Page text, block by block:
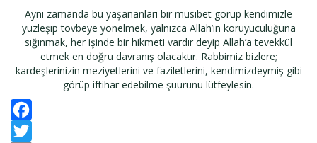
Aynı zamanda bu yaşananları bir musibet görüp kendimizle
yüzleşip tövbeye yönelmek, yalnızca Allah’ın koruyuculuğuna
sığınmak, her işinde bir hikmeti vardır deyip Allah’a tevekkül
etmek en doğru davranış olacaktır. Rabbimiz bizlere;
kardeşlerinizin meziyetlerini ve faziletlerini, kendimizdeymiş gibi
görüp iftihar edebilme şuurunu lütfeylesin.
Facebook